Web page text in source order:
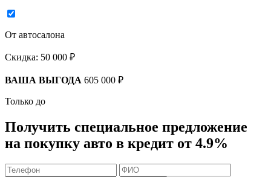
От автосалона
Скидка: 50 000 ₽
ВАША ВЫГОДА 605 000 ₽
Только до
Получить специальное предложение
на покупку авто в кредит от 4.9%